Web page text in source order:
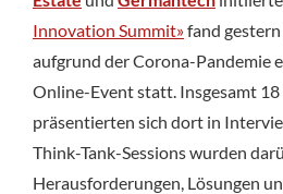
Innovation Summit»fand
aufgrund der Corona-Pandemie
Online-Event statt. Insgesamt
präsentierten sich dort in
Think-Tank-Sessions wurden
Herausforderungen, Lösungen